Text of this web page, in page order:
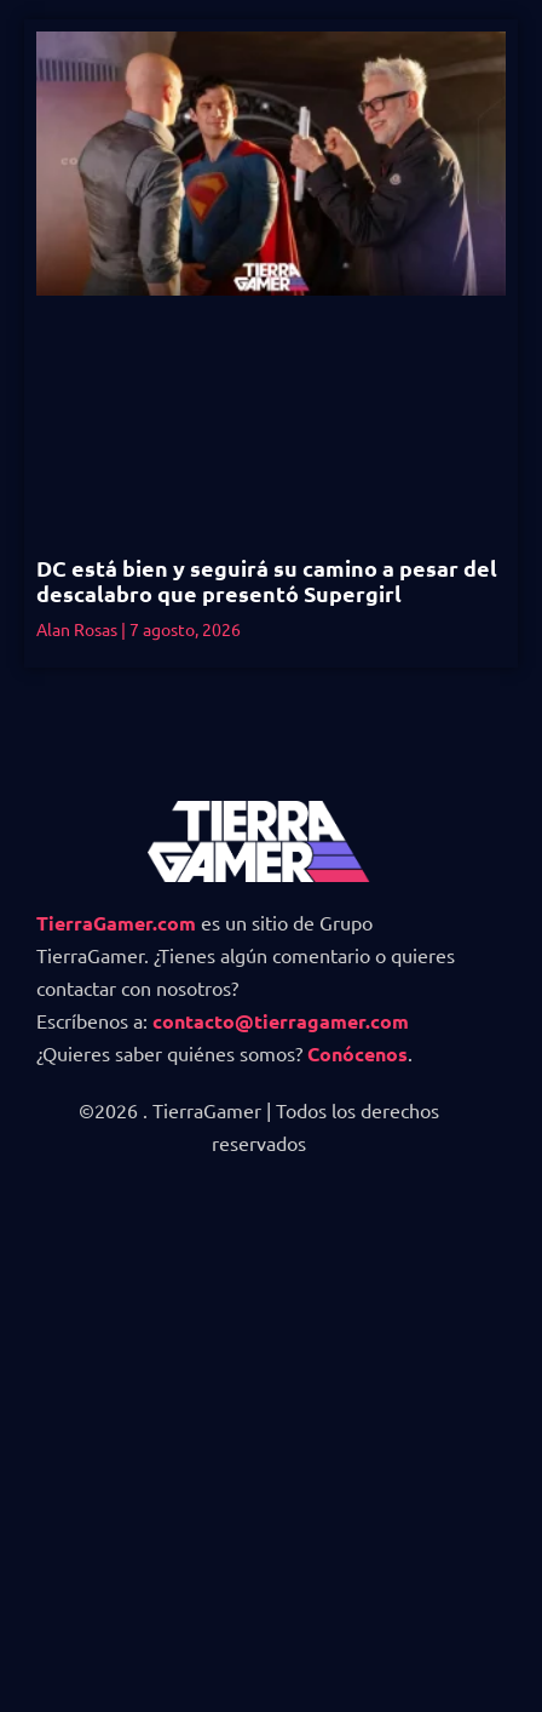
DC está bien y seguirá su camino a pesar del
descalabro que presentó Supergirl
Alan Rosas 7 agosto, 2026
TierraGamer.com es un sitio de Grupo
TierraGamer. ¿Tienes algún comentario o quieres
contactar con nosotros?
Escríbenos a: contacto@tierragamer.com
¿Quieres saber quiénes somos? Conócenos
©2026 . TierraGamer | Todos los derechos
reservados